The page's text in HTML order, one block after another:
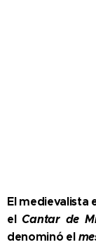
El medievalista
el Cantar de
denominó el